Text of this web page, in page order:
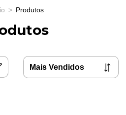
> Produtos